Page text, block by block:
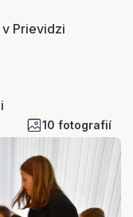
Prievidzi
10 fotografií